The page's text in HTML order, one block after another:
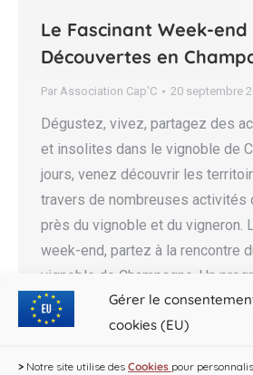
Gérer le
cookies (EU)
> Notre site utilise des Cookies pour
Le Fascinant Week-
Découvertes en
Par Association Cap'C 20 septembre
Dégustez, vivez, partagez des
et insolites dans le vignoble de
jours, venez découvrir les
travers de nombreuses activités
près du vignoble et du vigneron.
week-end, partez à la rencontre
vignoble de Champagne. Un
festif vous y attend pour une…